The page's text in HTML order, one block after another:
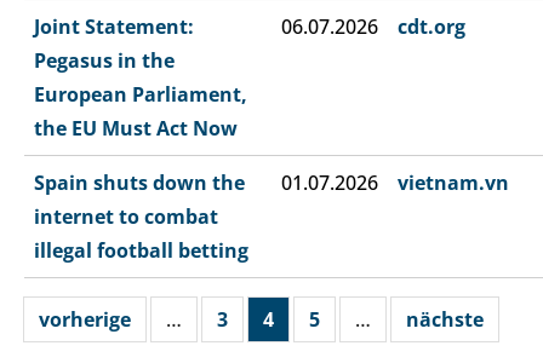
Joint Statement:
Pegasus in the
European Parliament,
the EU Must Act Now
06.07.2026 cdt.org
Spain shuts down the
internet to combat
illegal football betting
01.07.2026 vietnam.vn
vorherige … 3 4 5 … nächste